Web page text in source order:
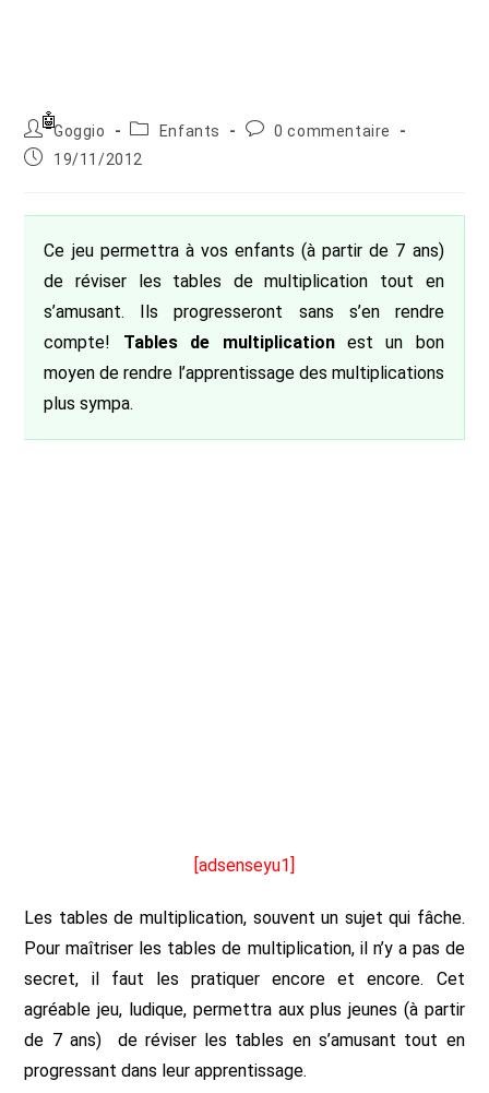
Auteur/autrice
de
la
Goggio
PostEnfants
Commentaires
0 commentaire
Publication
19/11/2012
Ce jeu permettra à vos enfants (à partir de 7 ans)
de réviser les tables de multiplication tout en
s’amusant. Ils progresseront sans s’en rendre
compte! Tables de multiplicationest un bon
moyen de rendre l’apprentissage des multiplications
plus sympa.
[adsenseyu1]
Les tables de multiplication, souvent un sujet qui fâche.
Pour maîtriser les tables de multiplication, il n’y a pas de
secret, il faut les pratiquer encore et encore. Cet
agréable jeu, ludique, permettra aux plus jeunes (à partir
de 7 ans) de réviser les tables en s’amusant tout en
progressant dans leur apprentissage.